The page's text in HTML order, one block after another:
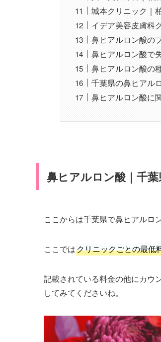
城本クリニック｜
イデア美容皮膚科
鼻ヒアルロン酸の
鼻ヒアルロン酸で
鼻ヒアルロン酸の
千葉県の鼻ヒアル
鼻ヒアルロン酸に
鼻ヒアルロン酸｜千
ここからは千葉県で鼻ヒアルロ
ここではクリニックごとの最低
記載されている料金の他にカウ
してみてくださいね。